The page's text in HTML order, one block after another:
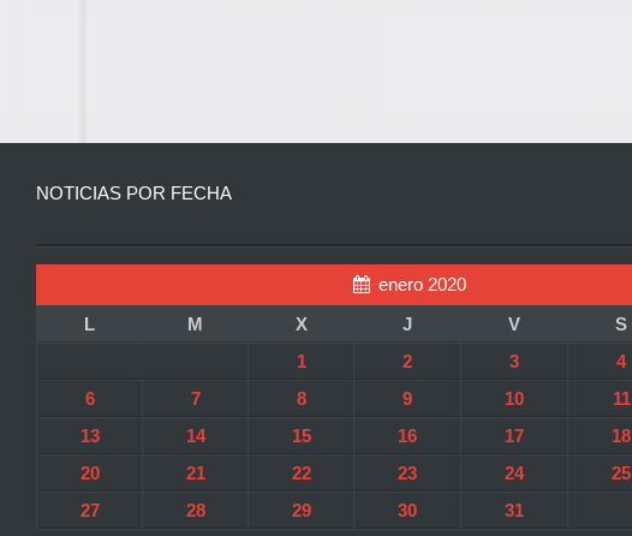
NOTICIAS POR FECHA
enero 2020
L
M X J V S
1
2 3 4
6
7 8 9 10 11
13
14 15 16 17 18
20
21 22 23 24 25
27
28 29 30
31